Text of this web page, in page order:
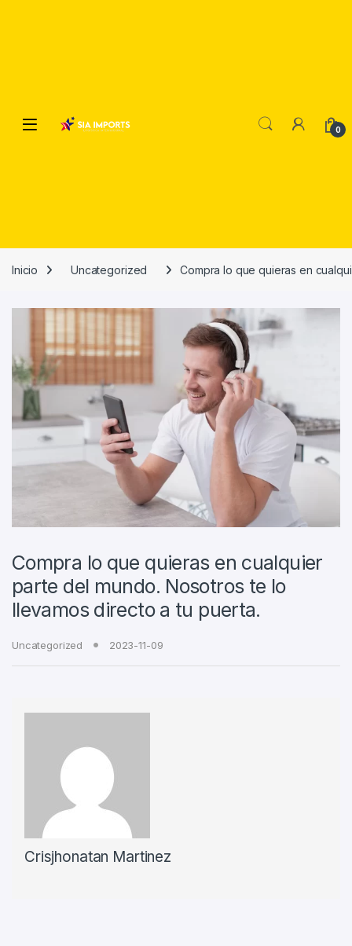
Open 0
Inicio Uncategorized Compra lo que quieras en
Compra lo que quieras en cualquier
parte del mundo. Nosotros te lo
llevamos directo a tu puerta.
Uncategorized 2023-11-09
Crisjhonatan Martinez